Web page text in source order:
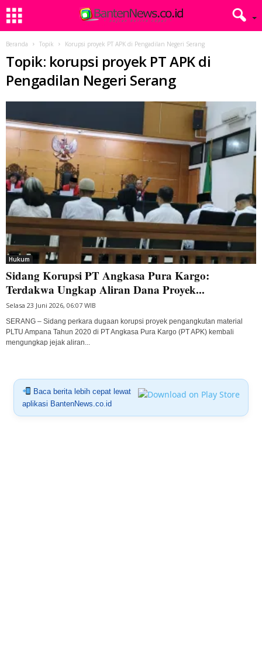
Beranda Topik Korupsi proyek PT APK di Pengadilan Negeri Serang
Topik: korupsi proyek PT APK di
Pengadilan Negeri Serang
Hukum
Sidang Korupsi PT Angkasa Pura Kargo:
Terdakwa Ungkap Aliran Dana Proyek...
Selasa 23 Juni 2026, 06:07 WIB
SERANG – Sidang perkara dugaan korupsi proyek pengangkutan material
PLTU Ampana Tahun 2020 di PT Angkasa Pura Kargo (PT APK) kembali
mengungkap jejak aliran...
Baca berita lebih cepat lewat
aplikasi BantenNews.co.id